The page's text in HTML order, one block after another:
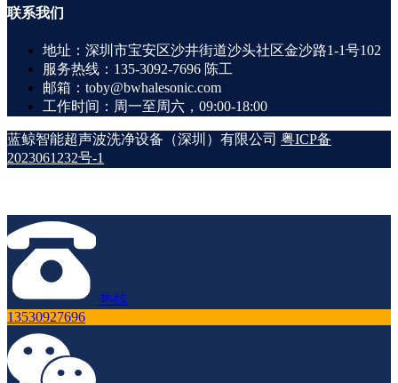
联系我们
地址：深圳市宝安区沙井街道沙头社区金沙路1-1号102
服务热线：135-3092-7696 陈工
邮箱：toby@bwhalesonic.com
工作时间：周一至周六，09:00-18:00
蓝鲸智能超声波洗净设备（深圳）有限公司 粤ICP备
2023061232号-1
热线
13530927696